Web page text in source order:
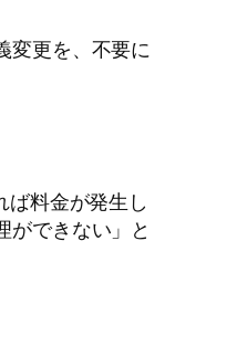
変更を、不要に
料金が発生し
ができない」と